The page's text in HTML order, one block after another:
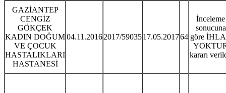
GAZİANTEP
CENGİZ
GÖKÇEK
KADIN DOĞUM
VE ÇOCUK
HASTALIKLARI
HASTANESİ
04.11.2016 2017/5903517.05.201764
İnceleme
sonucuna
göre
kararı